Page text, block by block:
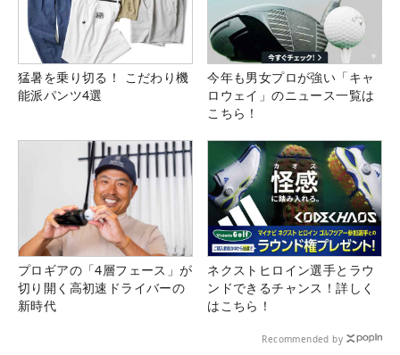
猛暑を乗り切る！ こだわり機
能派パンツ4選
今年も男女プロが強い「キャ
ロウェイ」のニュース一覧は
こちら！
プロギアの「4層フェース」が
切り開く高初速ドライバーの
新時代
ネクストヒロイン選手とラウ
ンドできるチャンス！詳しく
はこちら！
Recommended by